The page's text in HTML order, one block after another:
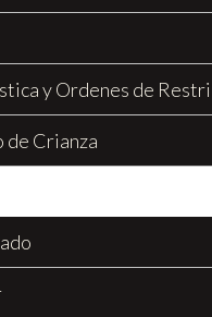
y Ordenes de
de Crianza